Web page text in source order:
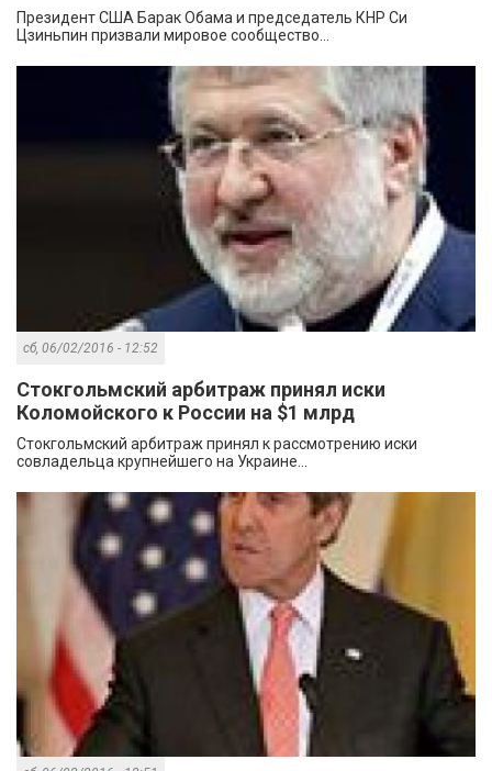
Президент США Барак Обама и председатель КНР Си
Цзиньпин призвали мировое сообщество...
сб, 06/02/2016 - 12:52
Стокгольмский арбитраж принял иски
Коломойского к России на $1 млрд
Стокгольмский арбитраж принял к рассмотрению иски
совладельца крупнейшего на Украине...